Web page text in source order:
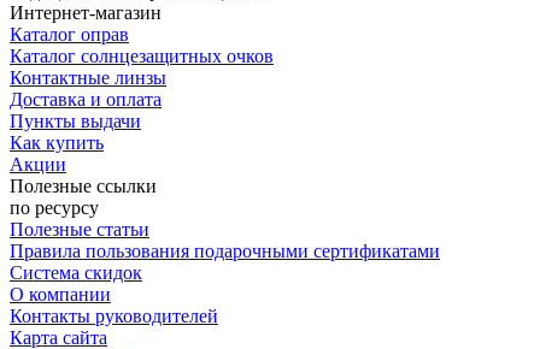
Интернет-магазин
Каталог оправ
Каталог солнцезащитных очков
Контактные линзы
Доставка и оплата
Пункты выдачи
Как купить
Акции
Полезные ссылки
по ресурсу
Полезные статьи
Правила пользования подарочными сертификатами
Система скидок
О компании
Контакты руководителей
Карта сайта